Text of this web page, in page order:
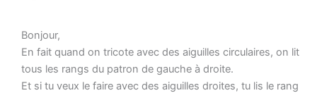
Bonjour,
En fait quand on tricote avec des aiguilles circulaires, on lit
tous les rangs du patron de gauche à droite.
Et si tu veux le faire avec des aiguilles droites, tu lis le rang